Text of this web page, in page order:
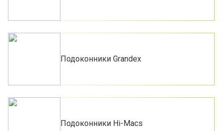
Подоконники Grandex
Подоконники Hi-Macs